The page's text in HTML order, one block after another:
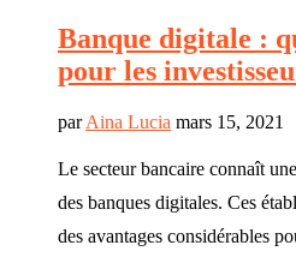
Banque digitale :
pour les
parAina Lucia mars 15, 2021
Le secteur bancaire connaît
des banques digitales. Ces
des avantages considérables